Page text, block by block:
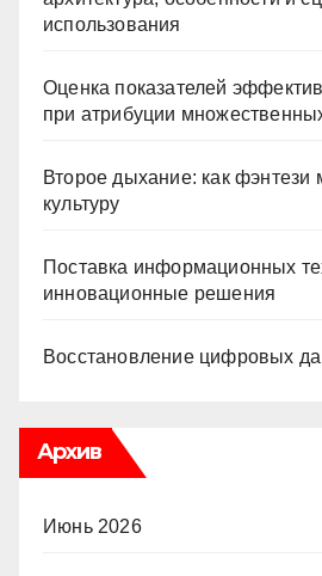
использования
Оценка показателей
при атрибуции
Второе дыхание: как фэнтези
культуру
Поставка информационных
инновационные решения
Восстановление цифровых
Архив
Июнь 2026